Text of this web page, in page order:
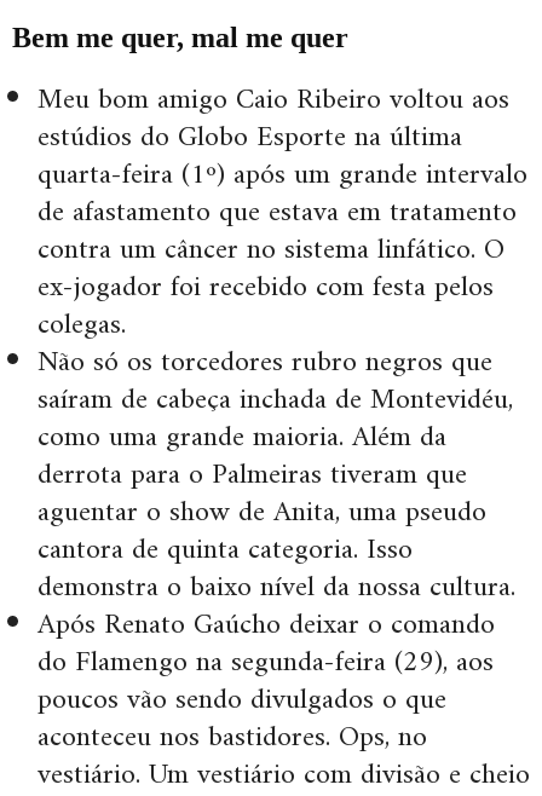
Bem me quer, mal me quer
Meu bom amigo Caio Ribeiro voltou aos
estúdios do Globo Esporte na última
quarta-feira (1º) após um grande intervalo
de afastamento que estava em tratamento
contra um câncer no sistema linfático. O
ex-jogador foi recebido com festa pelos
colegas.
Não só os torcedores rubro negros que
saíram de cabeça inchada de Montevidéu,
como uma grande maioria. Além da
derrota para o Palmeiras tiveram que
aguentar o show de Anita, uma pseudo
cantora de quinta categoria. Isso
demonstra o baixo nível da nossa cultura.
Após Renato Gaúcho deixar o comando
do Flamengo na segunda-feira (29), aos
poucos vão sendo divulgados o que
aconteceu nos bastidores. Ops, no
vestiário. Um vestiário com divisão e cheio